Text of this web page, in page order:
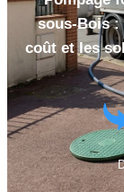
sous-Bois :
coût et les